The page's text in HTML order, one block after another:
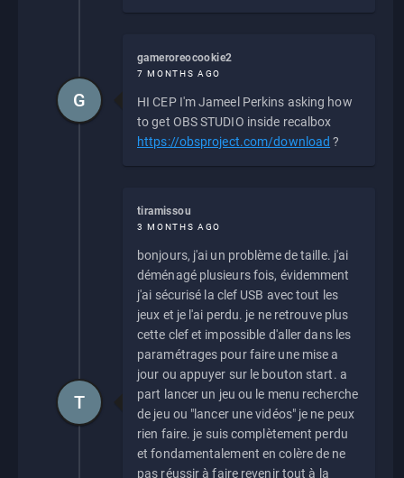
gameroreocookie2
7 MONTHS AGO
HI CEP I'm Jameel Perkins asking how
to get OBS STUDIO inside recalbox
https://obsproject.com/download ?
G
tiramissou
3 MONTHS AGO
bonjours, j'ai un problème de taille. j'ai
déménagé plusieurs fois, évidemment
j'ai sécurisé la clef USB avec tout les
jeux et je l'ai perdu. je ne retrouve plus
cette clef et impossible d'aller dans les
paramétrages pour faire une mise a
jour ou appuyer sur le bouton start. a
part lancer un jeu ou le menu recherche
de jeu ou "lancer une vidéos" je ne peux
rien faire. je suis complètement perdu
et fondamentalement en colère de ne
pas réussir à faire revenir tout à la
T